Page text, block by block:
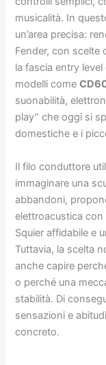
musicalità. In
un’area precisa:
Fender, con scelte
la fascia entry
modelli come
suonabilità,
play” che oggi si
domestiche e i
Il filo conduttore
immaginare una
abbandoni,
elettroacustica
Squier affidabile e
Tuttavia, la scelta
anche capire
o perché una
stabilità. Di
sensazioni e
concreto.